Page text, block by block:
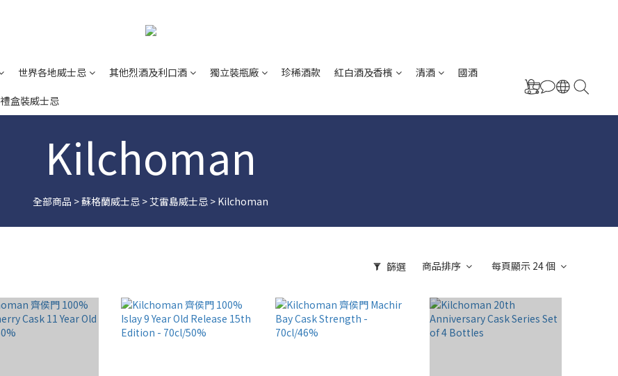
世界各地威士忌 其他烈酒及利口酒 獨立裝瓶廠 珍稀酒款 紅白酒及香檳 清酒 國酒
禮盒裝威士忌
Kilchoman
全部商品 >蘇格蘭威士忌 >艾雷島威士忌 > Kilchoman
篩選 商品排序 每頁顯示 24 個